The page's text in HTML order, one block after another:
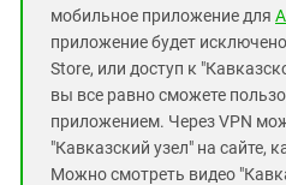
мобильное приложение для
приложение будет
Store, или доступ к
вы все равно сможете
приложением. Через VPN
"Кавказский узел" на сайте,
Можно смотреть видео